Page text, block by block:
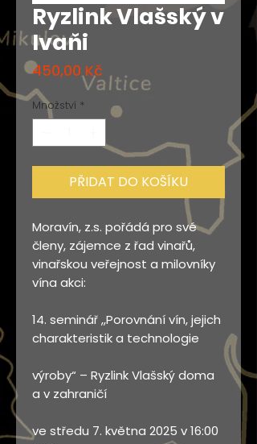
Ryzlink Vlašský v
Ivaňi
450,00 Kč
Množství *
PŘIDAT DO KOŠÍKU
Moravín, z.s. pořádá pro své
členy, zájemce z řad vinařů,
vinařskou veřejnost a milovníky
vína akci:
14. seminář ,,Porovnání vín, jejich
charakteristik a technologie
výroby“ – Ryzlink Vlašský doma
a v zahraničí
ve středu 7. května 2025 v 16:00